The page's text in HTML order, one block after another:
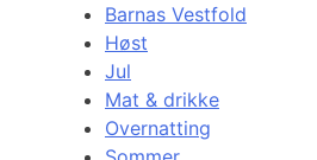
Barnas Vestfold
Høst
Jul
Mat & drikke
Overnatting